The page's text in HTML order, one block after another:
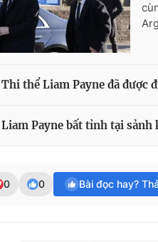
Thi thể Liam Payne đã được
Liam Payne bất tỉnh tại sảnh
0 0 Bài đọc hay?